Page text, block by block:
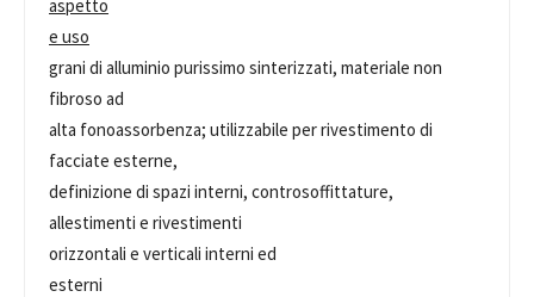
aspetto
e uso
grani di alluminio purissimo sinterizzati, materiale non
fibroso ad
alta fonoassorbenza; utilizzabile per rivestimento di
facciate esterne,
definizione di spazi interni, controsoffittature,
allestimenti e rivestimenti
orizzontali e verticali interni ed
esterni